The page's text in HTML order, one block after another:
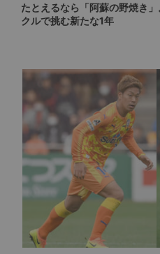
たとえるなら「阿蘇の野焼き
クルで挑む新たな1年